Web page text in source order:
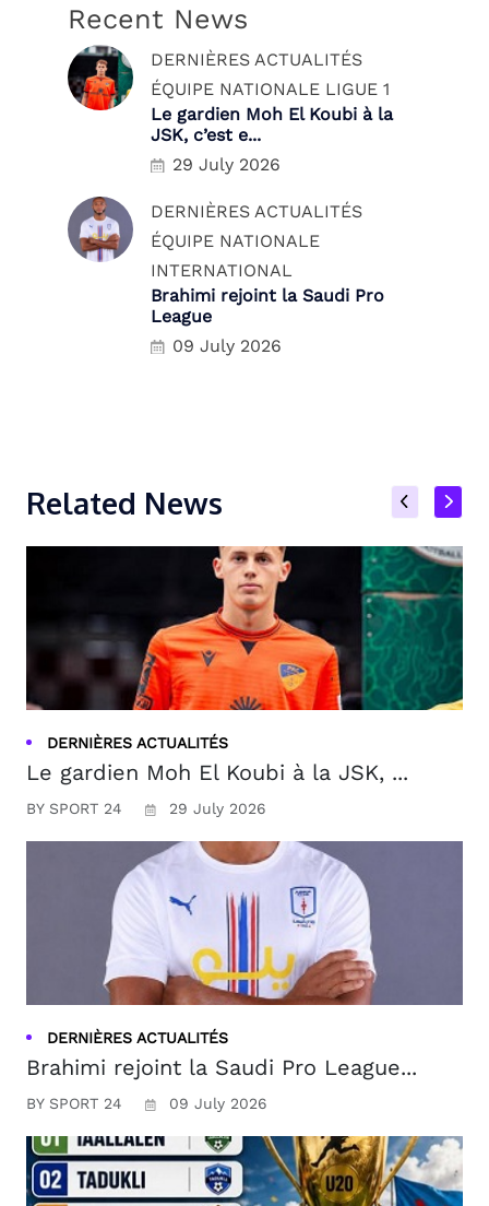
Recent News
DERNIÈRES ACTUALITÉS
ÉQUIPE NATIONALE LIGUE 1
Le gardien Moh El Koubi à la
JSK, c’est e...
29 July 2026
DERNIÈRES ACTUALITÉS
ÉQUIPE NATIONALE
INTERNATIONAL
Brahimi rejoint la Saudi Pro
League
09 July 2026
Related News
DERNIÈRES ACTUALITÉS
Le gardien Moh El Koubi à la JSK, ...
BY SPORT 24 29 July 2026
DERNIÈRES ACTUALITÉS
Brahimi rejoint la Saudi Pro League...
BY SPORT 24 09 July 2026